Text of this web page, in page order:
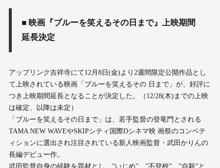
■ 映画『ブルーを笑えるその日まで』上映期間
延長決定
アップリンク吉祥寺にて12月8日(金)より2週間限定公開作品とし
て上映されている映画「ブルーを笑えるその 日まで」が、好評に
つき上映期間延長となることが決定した。（12/28(木)までの上映
は確定、以降は未定）
「ブルーを笑えるその日まで」は、若手監督の登竜門とされる
TAMA NEW WAVEやSKIPシティ国際Dシネマ映 画祭のコンペテ
ィションに選出され注目されている新人映画監督・武田かりんの
長編デビュー作。
武田監督自身の経験を題材とし、”いじめ”、”不登校”、”自殺”と